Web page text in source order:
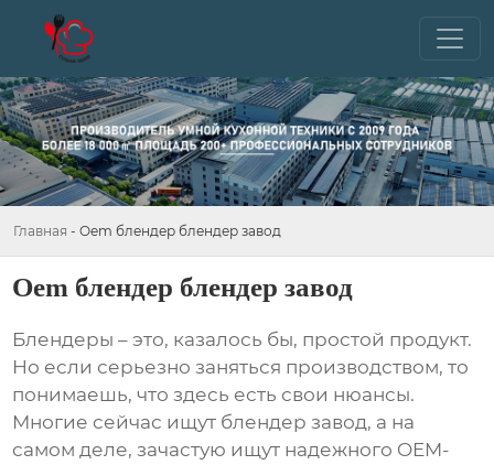
Главная - Oem блендер блендер завод
Oem блендер блендер завод
Блендеры – это, казалось бы, простой продукт.
Но если серьезно заняться производством, то
понимаешь, что здесь есть свои нюансы.
Многие сейчас ищут блендер завод, а на
самом деле, зачастую ищут надежного OEM-